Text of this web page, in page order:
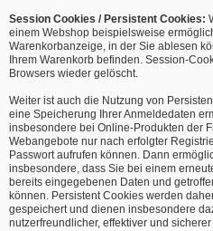
Session Cookies / Persistent Cookies:
einem Webshop beispielsweise
Warenkorbanzeige, in der Sie ablesen
Ihrem Warenkorb befinden. Session-
Browsers wieder gelöscht.
Weiter ist auch die Nutzung von
eine Speicherung Ihrer Anmeldedaten
insbesondere bei Online-Produkten der
Webangebote nur nach erfolgter
Passwort aufrufen können. Dann
insbesondere, dass Sie bei einem
bereits eingegebenen Daten und
können. Persistent Cookies werden
gespeichert und dienen insbesondere
nutzerfreundlicher, effektiver und